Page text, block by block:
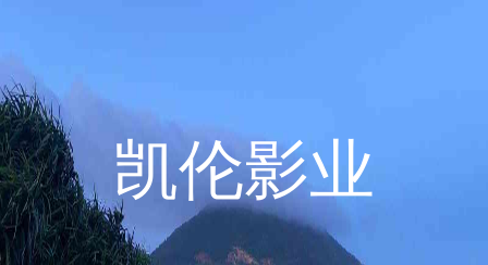
凯伦影业